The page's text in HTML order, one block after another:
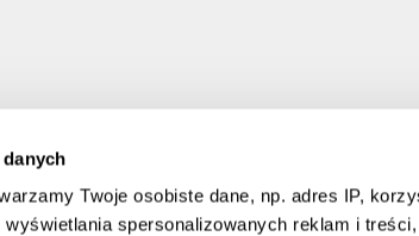
Twoje osobiste dane, np. adres IP,
spersonalizowanych reklam i
darmowe prezenty i oferty życia.